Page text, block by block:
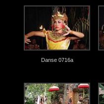
Danse 0716a